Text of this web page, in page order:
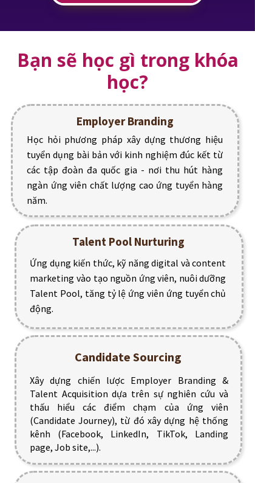
Bạn sẽ học gì trong khóa
học?
Học hỏi phương pháp xây dựng thương hiệu
tuyển dụng bài bản với kinh nghiệm đúc kết từ
các tập đoàn đa quốc gia - nơi thu hút hàng
ngàn ứng viên chất lượng cao ứng tuyển hàng
năm.
Employer Branding
Ứng dụng kiến thức, kỹ năng digital và content
marketing vào tạo nguồn ứng viên, nuôi dưỡng
Talent Pool, tăng tỷ lệ ứng viên ứng tuyển chủ
động.
Talent Pool Nurturing
Xây dựng chiến lược Employer Branding &
Talent Acquisition dựa trên sự nghiên cứu và
thấu hiểu các điểm chạm của ứng viên
(Candidate Journey), từ đó xây dựng hệ thống
kênh (Facebook, LinkedIn, TikTok, Landing
page, Job site,...).
Candidate Sourcing